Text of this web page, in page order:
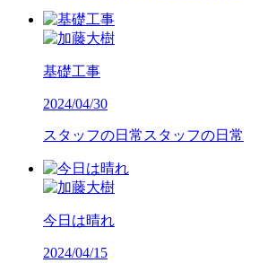
基礎工事
2024/04/30
スタッフの日常 スタッフの日常
今日は晴れ
2024/04/15